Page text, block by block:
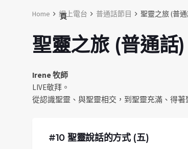
頁
Home 網上電台 普通話節目 聖靈之旅 (普通
聖靈之旅 (普通話)
Irene 牧師
LIVE敬拜。
從認識聖靈、與聖靈相交，到聖靈充滿、得
#10 聖靈說話的方式 (五)